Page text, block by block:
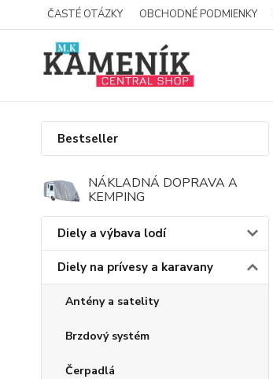
ČASTÉ OTÁZKY OBCHODNÉ PODMIENKY
Bestseller
NÁKLADNÁ DOPRAVA A
KEMPING
Diely a výbava lodí
Diely na prívesy a karavany
Antény a satelity
Brzdový systém
Čerpadlá